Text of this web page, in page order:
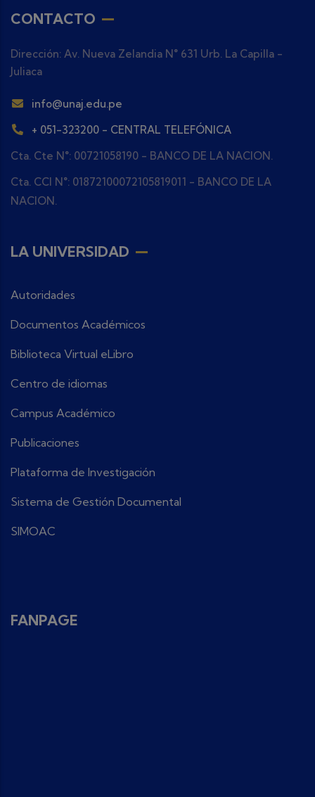
CONTACTO
Dirección: Av. Nueva Zelandia N° 631 Urb. La Capilla -
Juliaca
info@unaj.edu.pe
+ 051-323200 - CENTRAL TELEFÓNICA
Cta. Cte N°: 00721058190 - BANCO DE LA NACION.
Cta. CCI N°: 01872100072105819011 - BANCO DE LA
NACION.
LA UNIVERSIDAD
Autoridades
Documentos Académicos
Biblioteca Virtual eLibro
Centro de idiomas
Campus Académico
Publicaciones
Plataforma de Investigación
Sistema de Gestión Documental
SIMOAC
FANPAGE